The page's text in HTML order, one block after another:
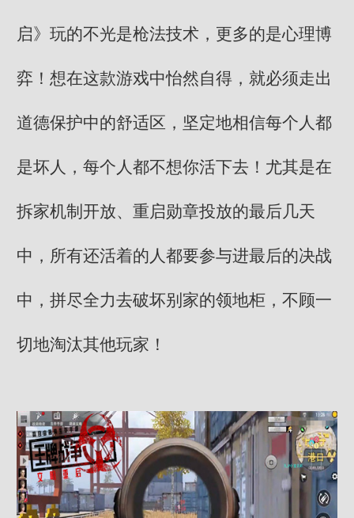
启》玩的不光是枪法技术，更多的是心理博
弈！想在这款游戏中怡然自得，就必须走出
道德保护中的舒适区，坚定地相信每个人都
是坏人，每个人都不想你活下去！尤其是在
拆家机制开放、重启勋章投放的最后几天
中，所有还活着的人都要参与进最后的决战
中，拼尽全力去破坏别家的领地柜，不顾一
切地淘汰其他玩家！